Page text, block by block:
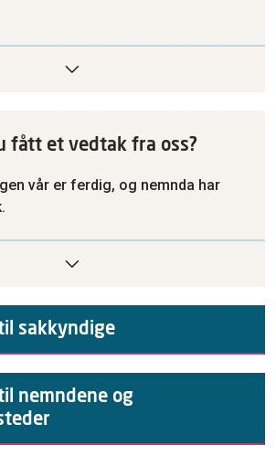
fått et vedtak fra oss?
vår er ferdig, og nemnda har
sakkyndige
nemndene og